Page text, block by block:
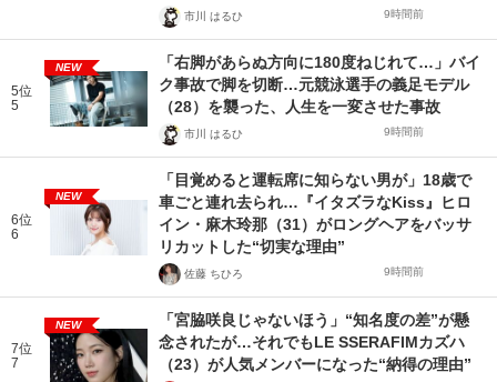
市川 はるひ 9時間前
5位
5
NEW
「右脚があらぬ方向に180度ねじれて…」バイ
ク事故で脚を切断…元競泳選手の義足モデル
（28）を襲った、人生を一変させた事故
市川 はるひ 9時間前
6位
6
NEW
「目覚めると運転席に知らない男が」18歳で
車ごと連れ去られ…『イタズラなKiss』ヒロ
イン・麻木玲那（31）がロングヘアをバッサ
リカットした“切実な理由”
佐藤 ちひろ 9時間前
7位
7
NEW
「宮脇咲良じゃないほう」“知名度の差”が懸
念されたが…それでもLE SSERAFIMカズハ
（23）が人気メンバーになった“納得の理由”